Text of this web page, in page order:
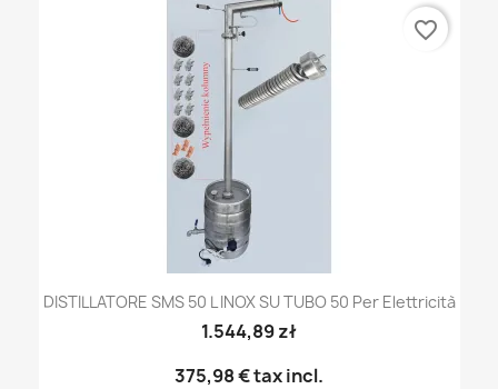
DISTILLATORE SMS 50 L INOX SU TUBO 50 Per Elettricità
1.544,89 zł
375,98 €tax incl.
favorite_border